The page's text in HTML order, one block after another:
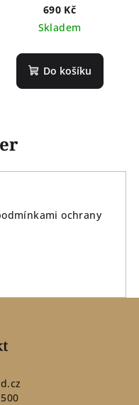
690 Kč
Skladem
Do košíku
ochrany